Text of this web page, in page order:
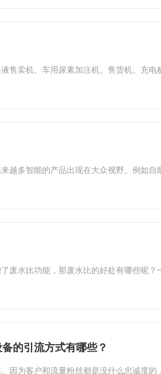
售卖机、车用尿素加注机、售货机、充
越多智能的产品出现在大众视野。例如
废水比功能，那废水比的好处有哪些呢
的引流方式有哪些？
因为客户和流量粉丝都是没什么忠诚度